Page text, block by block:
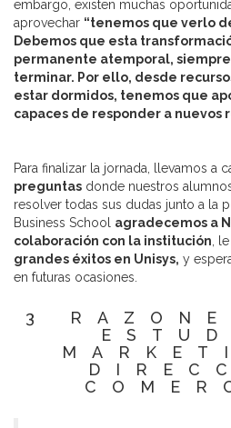
embargo, existen muchas
aprovechar “tenemos que verlo
Debemos que esta
permanente atemporal, siempre
terminar. Por ello, desde
estar dormidos, tenemos que
capaces de responder a nuevos
Para finalizar la jornada, llevamos a
preguntas donde nuestros
resolver todas sus dudas junto a la
Business School agradecemos a
colaboración con la institución ,
grandes éxitos en Unisys, y
en futuras ocasiones.
3